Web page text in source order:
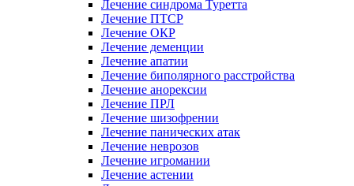
Лечение синдрома Туретта
Лечение ПТСР
Лечение ОКР
Лечение деменции
Лечение апатии
Лечение биполярного расстройства
Лечение анорексии
Лечение ПРЛ
Лечение шизофрении
Лечение панических атак
Лечение неврозов
Лечение игромании
Лечение астении